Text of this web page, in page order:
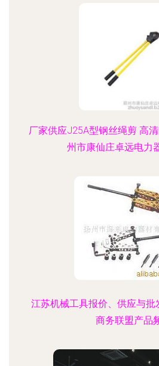
厂家供应J25A型钢丝绳剪 高
州市康仙庄卓远电力
江苏机械工具报价、供应与
商务联盟产品